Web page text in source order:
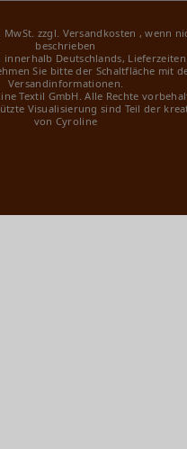
zzgl. Versandkosten , wenn
beschrieben
Deutschlands,
Sie bitte der Schaltfläche mit
Versandinformationen.
Textil GmbH. Alle Rechte
Visualisierung sind Teil der
von Cyroline